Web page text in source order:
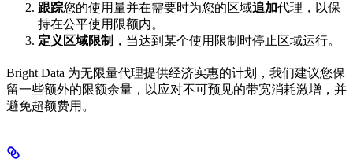
跟踪您的使用量并在需要时为您的区域追加代理，以保
持在公平使用限额内。
定义区域限制 ，当达到某个使用限制时停止区域运行。
Bright Data 为无限量代理提供经济实惠的计划，我们建议您保
留一些额外的限额余量，以应对不可预见的带宽消耗激增，并
避免超额费用。